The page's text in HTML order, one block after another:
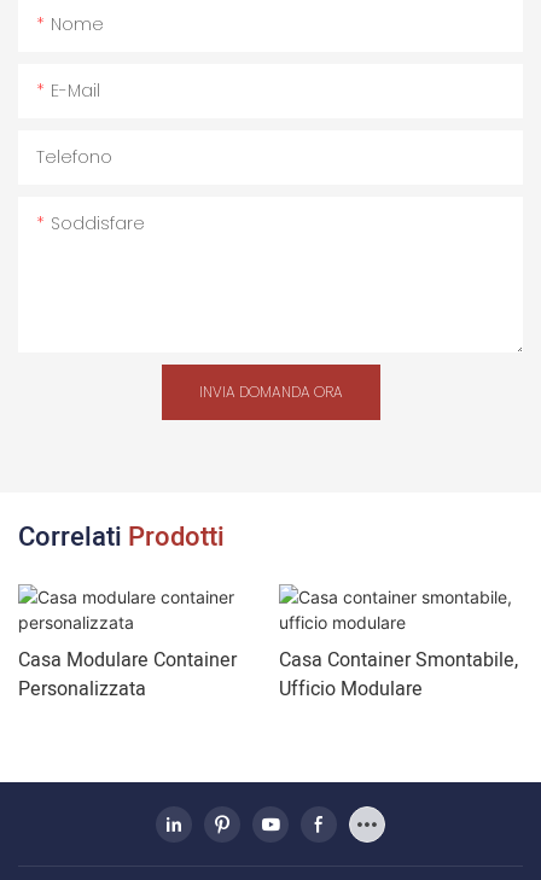
Nome
E-Mail
Telefono
Soddisfare
INVIA DOMANDA ORA
Correlati Prodotti
Casa Modulare Container
Personalizzata
Casa Container Smontabile,
Ufficio Modulare